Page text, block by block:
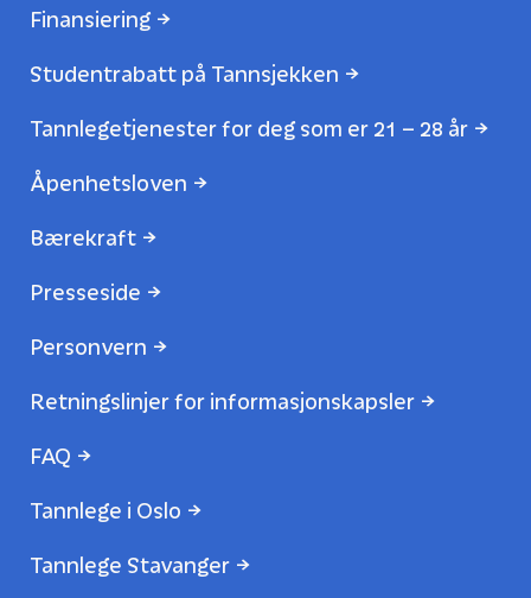
Finansiering
Studentrabatt på Tannsjekken
Tannlegetjenester for deg som er 21 – 28 år
Åpenhetsloven
Bærekraft
Presseside
Personvern
Retningslinjer for informasjonskapsler
FAQ
Tannlege i Oslo
Tannlege Stavanger